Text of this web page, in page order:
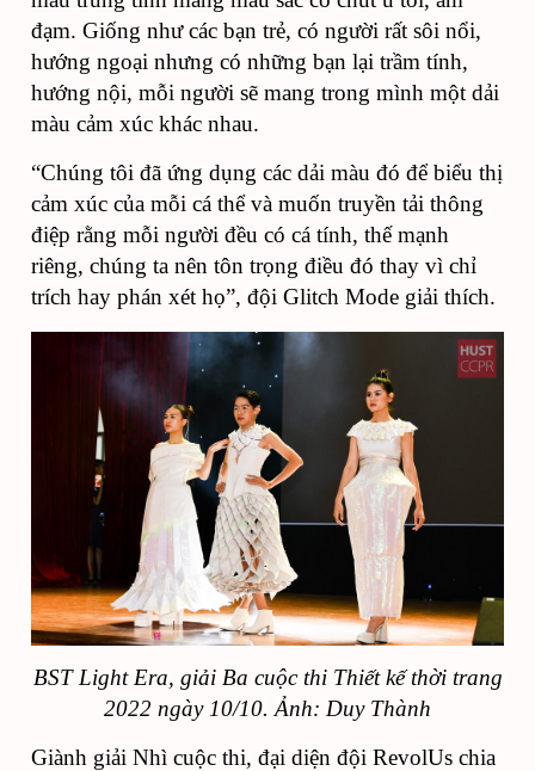
đạm. Giống như các bạn trẻ, có người rất sôi nổi,
hướng ngoại nhưng có những bạn lại trầm tính,
hướng nội, mỗi người sẽ mang trong mình một dải
màu cảm xúc khác nhau.
“Chúng tôi đã ứng dụng các dải màu đó để biểu thị
cảm xúc của mỗi cá thể và muốn truyền tải thông
điệp rằng mỗi người đều có cá tính, thế mạnh
riêng, chúng ta nên tôn trọng điều đó thay vì chỉ
trích hay phán xét họ”, đội Glitch Mode giải thích.
BST Light Era, giải Ba cuộc thi Thiết kế thời trang
2022 ngày 10/10. Ảnh: Duy Thành
Giành giải Nhì cuộc thi, đại diện đội RevolUs chia